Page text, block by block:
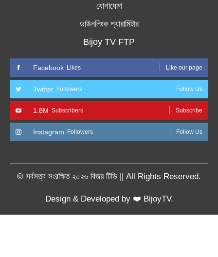
যোগাযোগ
ডাউনলিংক প্যারামিটার
Bijoy TV FTP
Facebook Likes Like our page
Twitter Followers Follow Us
1.8M Subscribers Subscribe
Instagram Followers Follow Us
© সর্বসত্ব সংরক্ষিত ২০২৬ বিজয় টিভি || All Rights Reserved.
Design & Developed by ❤️ BijoyTV.